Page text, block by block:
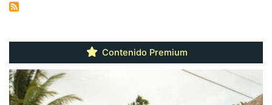
Contenido Premium